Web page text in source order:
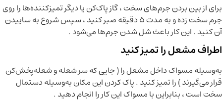
برای از بین بردن جرم‌های سخت ، گاز پاک‌کن یا دیگر تمیزکننده‌ها را روی
جرم سخت زده و به مدت ۵ دقیقه صبر کنید ، سپس شروع به ساییدن
آن کنید . این کار باعث شل شدن جرم‌ها می‌شود .
اطراف مشعل را تمیز کنید
به‌وسیله مسواک داخل مشعل را ( جایی که سر شعله و شعله‌پخش‌کن
قرار می‌گیرند ) را تمیز کنید . پاک کردن این مکان به‌وسیله دستمال
سخت است ، بنابراین با مسواک این کار را انجام دهید .